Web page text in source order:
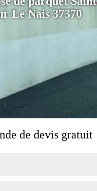
Le Nais 37370
de devis gratuit